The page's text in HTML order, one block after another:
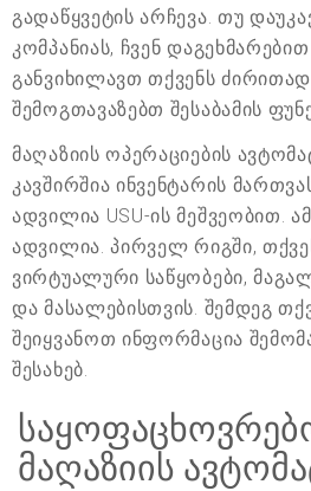
გადაწყვეტის არჩევა. თუ
კომპანიას, ჩვენ დაგეხმარებით
განვიხილავთ თქვენს
შემოგთავაზებთ შესაბამის
მაღაზიის ოპერაციების
კავშირშია ინვენტარის
ადვილია USU-ის მეშვეობით.
ადვილია. პირველ რიგში,
ვირტუალური საწყობები,
და მასალებისთვის. შემდეგ
შეიყვანოთ ინფორმაცია
შესახებ.
მაღაზიის